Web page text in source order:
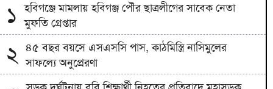
১ হবিগঞ্জে মামলায় হবিগঞ্জ পৌর ছাত্রলীগের সাবেক নেতা
মুফতি গ্রেপ্তার
২
৪৫ বছর বয়সে এসএসসি পাস, কাঠমিস্ত্রি নাসিমুলের
সাফল্যে অনুপ্রেরণা